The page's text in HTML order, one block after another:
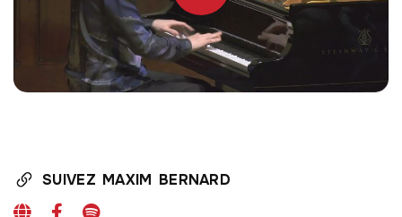
SUIVEZ MAXIM BERNARD